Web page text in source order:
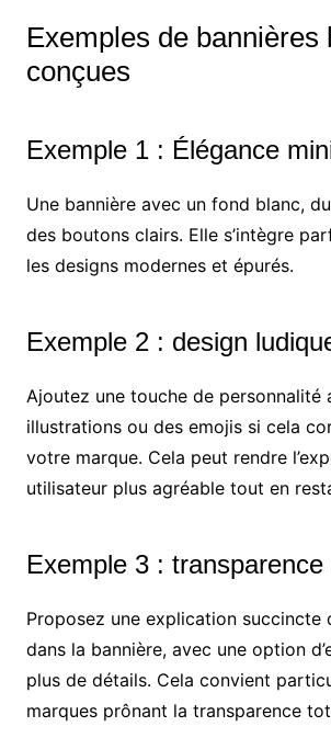
Exemples de bannières
conçues
Exemple 1 : Élégance
Une bannière avec un fond blanc,
des boutons clairs. Elle s’intègre
les designs modernes et épurés.
Exemple 2 : design
Ajoutez une touche de personnalité
illustrations ou des emojis si cela
votre marque. Cela peut rendre
utilisateur plus agréable tout en
Exemple 3 :
Proposez une explication succincte
dans la bannière, avec une option
plus de détails. Cela convient
marques prônant la transparence